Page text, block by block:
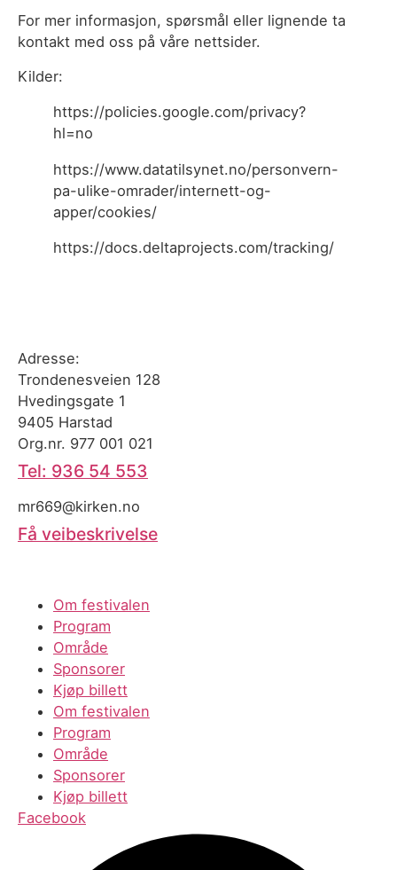
For mer informasjon, spørsmål eller lignende ta
kontakt med oss på våre nettsider.
Kilder:
https://policies.google.com/privacy?
hl=no
https://www.datatilsynet.no/personvern-
pa-ulike-omrader/internett-og-
apper/cookies/
https://docs.deltaprojects.com/tracking/
Adresse:
Trondenesveien 128
Hvedingsgate 1
9405 Harstad
Org.nr. 977 001 021
Tel: 936 54 553
mr669@kirken.no
Få veibeskrivelse
Om festivalen
Program
Område
Sponsorer
Kjøp billett
Om festivalen
Program
Område
Sponsorer
Kjøp billett
Facebook